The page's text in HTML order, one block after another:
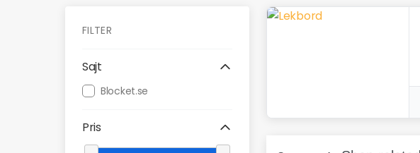
FILTER
Sajt
Blocket.se
Pris